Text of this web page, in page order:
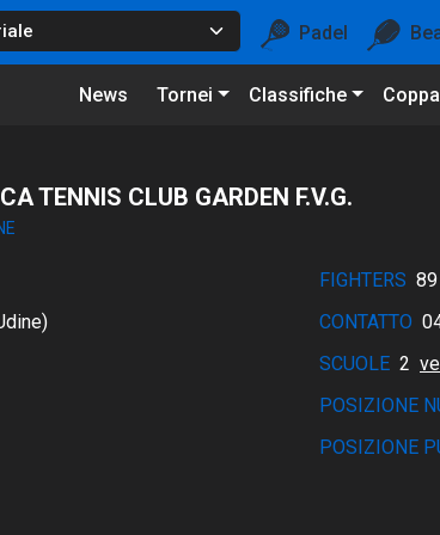
Padel
News Tornei Classifiche
TENNIS CLUB GARDEN F.V.G.
FIGHTERS 89
CONTATTO
SCUOLE 2
POSIZIONE
POSIZIONE